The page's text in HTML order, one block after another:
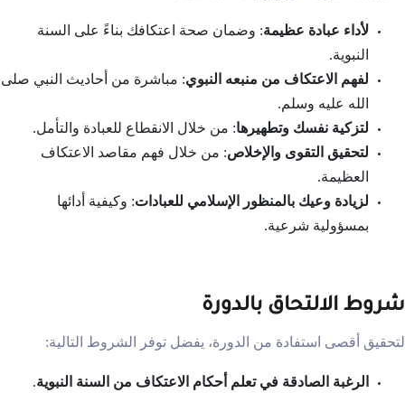
لأداء عبادة عظيمة: وضمان صحة اعتكافك بناءً على السنة
النبوية.
لفهم الاعتكاف من منبعه النبوي: مباشرة من أحاديث النبي صلى
الله عليه وسلم.
لتزكية نفسك وتطهيرها: من خلال الانقطاع للعبادة والتأمل.
لتحقيق التقوى والإخلاص: من خلال فهم مقاصد الاعتكاف
العظيمة.
لزيادة وعيك بالمنظور الإسلامي للعبادات: وكيفية أدائها
بمسؤولية شرعية.
شروط الالتحاق بالدورة
لتحقيق أقصى استفادة من الدورة، يفضل توفر الشروط التالية:
الرغبة الصادقة في تعلم أحكام الاعتكاف من السنة النبوية.